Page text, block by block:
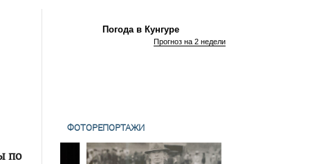
по
Погода в Кунгуре
Прогноз на 2 недели
ФОТОРЕПОРТАЖИ